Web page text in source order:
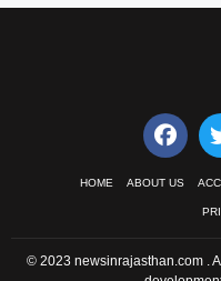
HOME ABOUT US
© 2023 newsinrajasthan.com .